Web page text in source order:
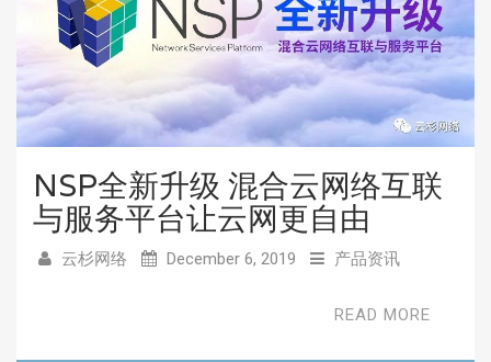
NSP全新升级 混合云网络互联
与服务平台让云网更自由
云杉网络 December 6, 2019 产品资讯
READ MORE